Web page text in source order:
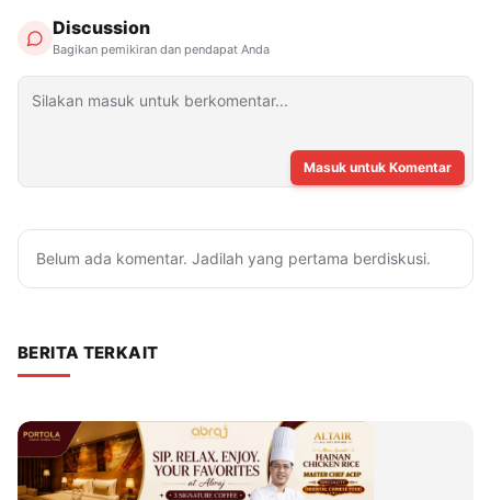
Discussion
Bagikan pemikiran dan pendapat Anda
Masuk untuk Komentar
Belum ada komentar. Jadilah yang pertama berdiskusi.
BERITA TERKAIT